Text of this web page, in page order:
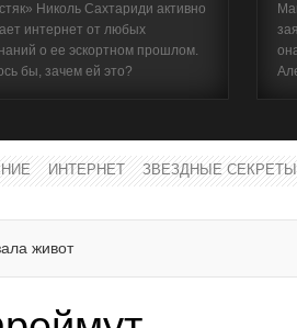
Николь Сахтариди активно
интернет от любых
о ее эскортном прошлом.
бы, зачем ей это?
ИНТЕРНЕТ ЗВЕЗДНЫЕ
живот